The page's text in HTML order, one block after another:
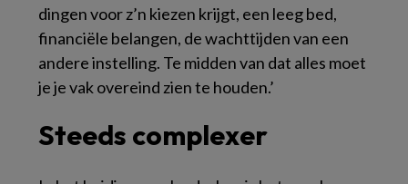
dingen voor z’n kiezen krijgt, een leeg bed,
financiële belangen, de wachttijden van een
andere instelling. Te midden van dat alles moet
je je vak overeind zien te houden.’
Steeds complexer